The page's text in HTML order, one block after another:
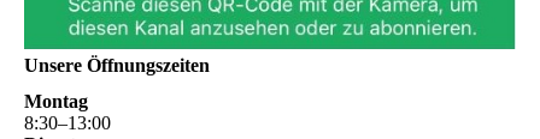
Unsere Öffnungszeiten
Montag
8:30–13:00